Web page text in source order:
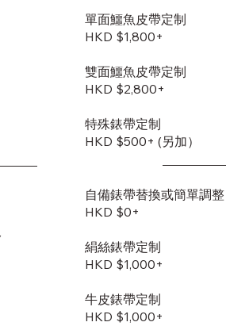
單面鱷魚皮帶定制
HKD $1,800+
雙面鱷魚皮帶定制
​HKD $2,800+
特殊錶帶定制
HKD $500+ (另加）
自備錶帶替換或簡單調整
HKD $0+
絹絲錶帶定制
HKD $1,000+
牛皮錶帶定制
HKD $1,000+